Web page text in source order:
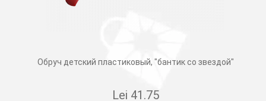
Обруч детский пластиковый, "бантик со звездой"
Lei 41.75